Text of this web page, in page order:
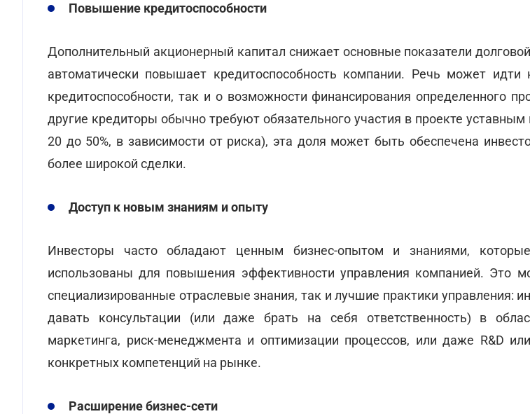
Повышение кредитоспособности
Дополнительный акционерный капитал снижает основные показатели
автоматически повышает кредитоспособность компании. Речь может
кредитоспособности, так и о возможности финансирования определенного
другие кредиторы обычно требуют обязательного участия в проекте уставным
20 до 50%, в зависимости от риска), эта доля может быть обеспечена
более широкой сделки.
Доступ к новым знаниям и опыту
Инвесторы часто обладают ценным бизнес-опытом и знаниями,
использованы для повышения эффективности управления компанией. Это
специализированные отраслевые знания, так и лучшие практики управления:
давать консультации (или даже брать на себя ответственность) в
маркетинга, риск-менеджмента и оптимизации процессов, или даже R&D
конкретных компетенций на рынке.
Расширение бизнес-сети